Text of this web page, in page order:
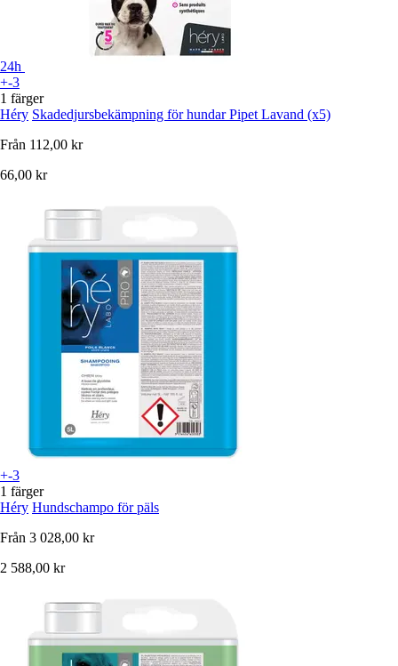
24h
+-3
1 färger
Héry Skadedjursbekämpning för hundar Pipet Lavand (x5)
Från 112,00 kr
66,00 kr
+-3
1 färger
Héry Hundschampo för päls
Från 3 028,00 kr
2 588,00 kr